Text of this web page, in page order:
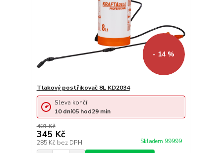
- 14 %
Tlakový postřikovač 8L KD2034
401 Kč
345 Kč
285 Kč bez DPH Skladem 99999
Sleva končí:
10 dní05 hod29 min